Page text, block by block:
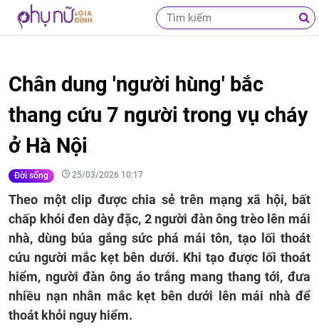
Chân dung 'người hùng' bắc
thang cứu 7 người trong vụ cháy
ở Hà Nội
Đời sống 25/03/2026 10:17
Theo một clip được chia sẻ trên mạng xã hội, bất
chấp khói đen dày đặc, 2 người đàn ông trèo lên mái
nhà, dùng búa gắng sức phá mái tôn, tạo lối thoát
cứu người mắc kẹt bên dưới. Khi tạo được lối thoát
hiểm, người đàn ông áo trắng mang thang tới, đưa
nhiều nạn nhân mắc kẹt bên dưới lên mái nhà để
thoát khỏi nguy hiểm.